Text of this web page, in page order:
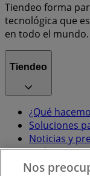
Tiendeo forma
tecnológica que
en todo el mundo.
Tiendeo
¿Qué
Soluciones
Noticias y
Trabaja con
Nos